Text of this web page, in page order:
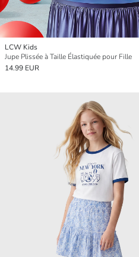
LCW Kids
Jupe Plissée à Taille Élastiquée pour Fille
14.99 EUR